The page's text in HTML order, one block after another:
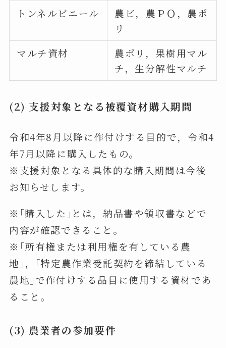
トンネルビニール
農ビ，農ＰＯ，農ポ
リ
マルチ資材
農ポリ，果樹⽤マル
チ，生分解性マルチ
(2) 支援対象となる被覆資材購入期間
令和4年8月以降に作付けする目的で，令和4
年7月以降に購入したもの。
※支援対象となる具体的な購⼊期間は今後
お知らせします。
※｢購⼊した｣とは，納品書や領収書などで
内容が確認できること。
※｢所有権または利⽤権を有している農
地｣，｢特定農作業受託契約を締結している
農地｣で作付けする品⽬に使⽤する資材であ
ること。
(3) 農業者の参加要件